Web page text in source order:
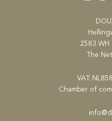
2583 WH
The
VAT:
Chamber of